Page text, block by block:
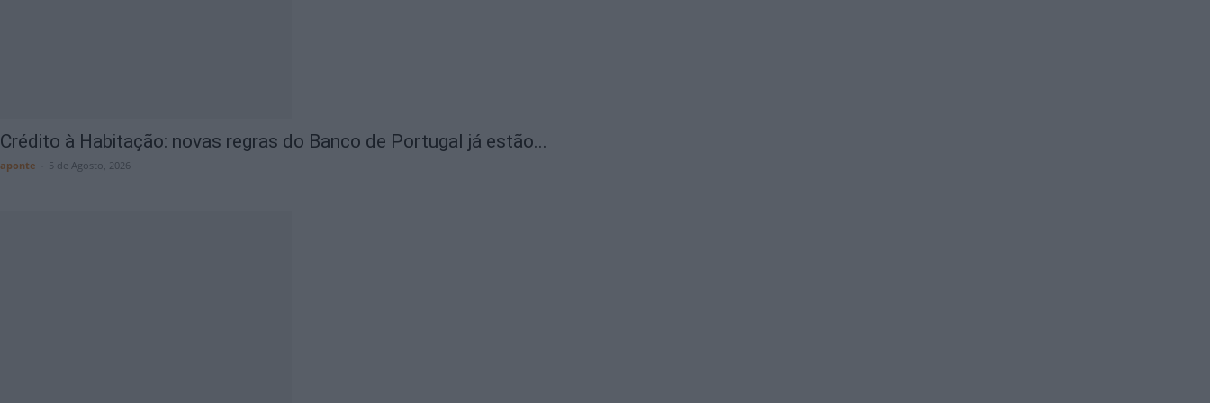
Crédito à Habitação: novas regras do Banco de Portugal já estão...
aponte 5 de Agosto, 2026